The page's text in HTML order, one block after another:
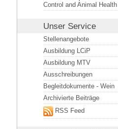
Control and Animal Health
Unser Service
Stellenangebote
Ausbildung LCiP
Ausbildung MTV
Ausschreibungen
Begleitdokumente - Wein
Archivierte Beiträge
RSS Feed